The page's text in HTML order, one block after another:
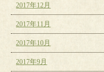
2017年12月
2017年11月
2017年10月
2017年9月